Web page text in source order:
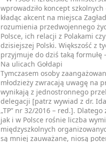
wprowadziło koncept
kładąc akcent na miejsca
rozumienia przedwojennego
Polsce, ich relacji z Polakami
dzisiejszej Polski. Większość z
przyjmuje do dziś taką formułę
Na ulicach Gołdapi
Tymczasem osoby
młodzieży zwracają uwagę na
wynikają z jednostronnego
delegacji [patrz wywiad z dr.
„TP” nr 32/2016 – red.].
jak i w Polsce rośnie liczba
międzyszkolnych
są mniej zauważane, niosą